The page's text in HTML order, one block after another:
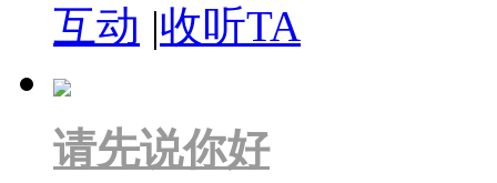
互动 |收听TA
请先说你好